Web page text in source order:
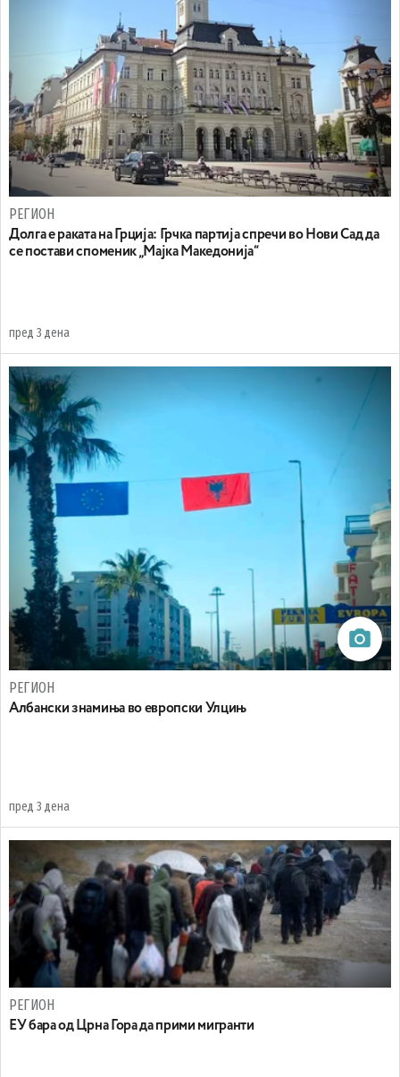
РЕГИОН
Долга е раката на Грција: Грчка партија спречи во Нови Сад да
се постави споменик „Мајка Македонија“
пред 3 дена
РЕГИОН
Aлбански знамиња во европски Улцињ
пред 3 дена
РЕГИОН
EУ бара од Црна Гора да прими мигранти